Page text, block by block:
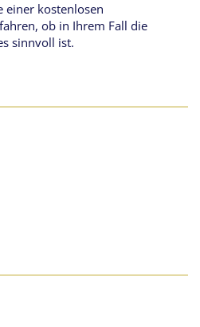
einer kostenlosen
ob in Ihrem Fall die
sinnvoll ist.